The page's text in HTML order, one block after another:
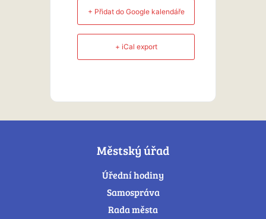
+ Přidat do Google kalendáře
+ iCal export
Městský úřad
Úřední hodiny
Samospráva
Rada města